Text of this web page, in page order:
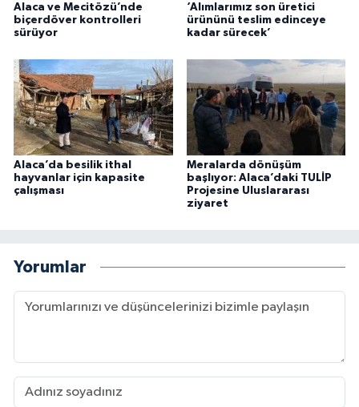
Alaca ve Mecitözü’nde
biçerdöver kontrolleri
sürüyor
‘Alımlarımız son üretici
ürününü teslim edinceye
kadar sürecek’
Alaca’da besilik ithal
hayvanlar için kapasite
çalışması
Meralarda dönüşüm
başlıyor: Alaca’daki TULİP
Projesine Uluslararası
ziyaret
Yorumlar